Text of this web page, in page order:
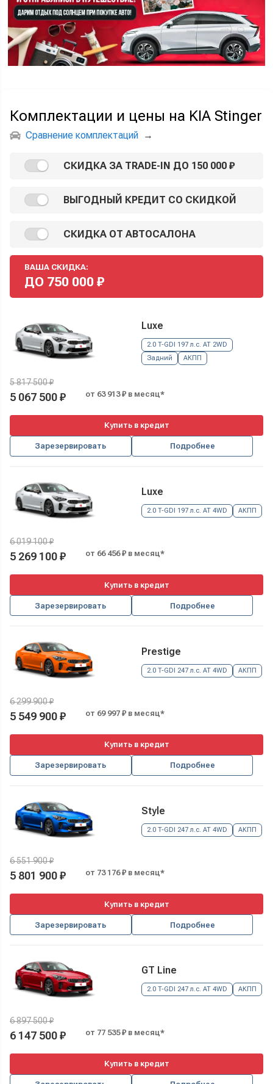
Комплектации и цены на KIA Stinger
Сравнение комплектаций →
СКИДКА ЗА TRADE-IN ДО 150 000 ₽
ВЫГОДНЫЙ КРЕДИТ СО СКИДКОЙ
СКИДКА ОТ АВТОСАЛОНА
ВАША СКИДКА:
ДО 750 000 ₽
Luxe
2.0 T-GDI 197 л.с. AT 2WD
Задний
АКПП
5 817 500 ₽
5 067 500 ₽ от 63 913 ₽ в месяц*
Купить в кредит
Зарезервировать Подробнее
Luxe
2.0 T-GDI 197 л.с. AT 4WD АКПП
6 019 100 ₽
5 269 100 ₽ от 66 456 ₽ в месяц*
Купить в кредит
Зарезервировать Подробнее
Prestige
2.0 T-GDI 247 л.с. AT 4WD АКПП
6 299 900 ₽
5 549 900 ₽ от 69 997 ₽ в месяц*
Купить в кредит
Зарезервировать Подробнее
Style
2.0 T-GDI 247 л.с. AT 4WD АКПП
6 551 900 ₽
5 801 900 ₽ от 73 176 ₽ в месяц*
Купить в кредит
Зарезервировать Подробнее
GT Line
2.0 T-GDI 247 л.с. AT 4WD АКПП
6 897 500 ₽
6 147 500 ₽ от 77 535 ₽ в месяц*
Купить в кредит